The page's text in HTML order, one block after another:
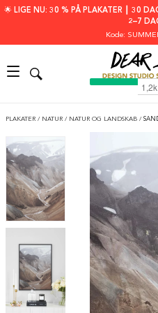
🌟 LIGE NU: 30 % PÅ PLAKATER ┃ 30
2–7
Kode:
PLAKATER / NATUR / NATUR OG LANDSKAB /